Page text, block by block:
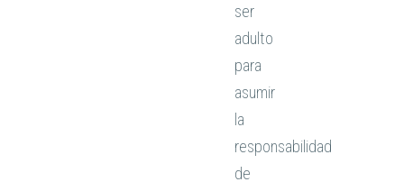
ser
adulto
para
asumir
la
responsabilidad
de